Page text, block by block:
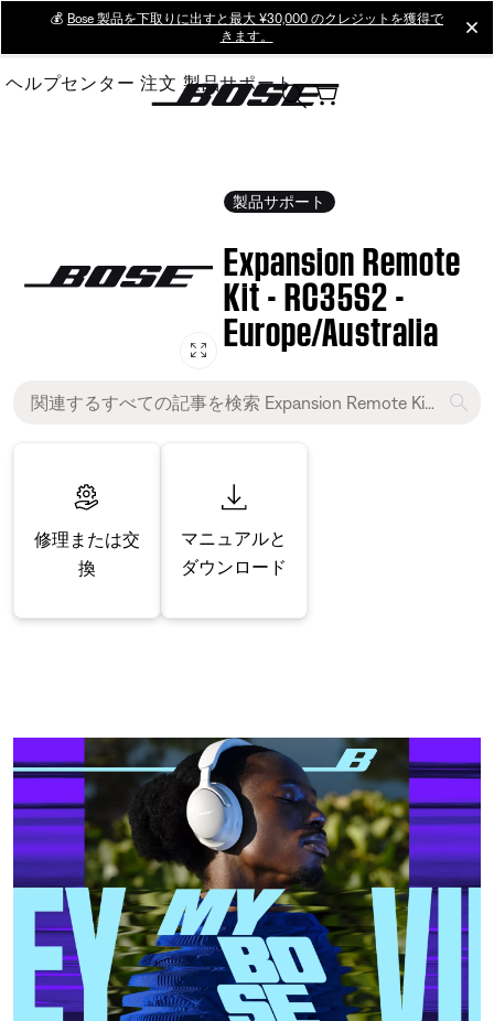
Main
💰 Bose 製品を下取りに出すと最大 ¥30,000 のクレジットを獲得で
きます。
ヘルプセンター 注文 製品サポート
製品サポート
Expansion Remote
Kit - RC35S2 -
Europe/Australia
修理または交
換
マニュアルと
ダウンロード